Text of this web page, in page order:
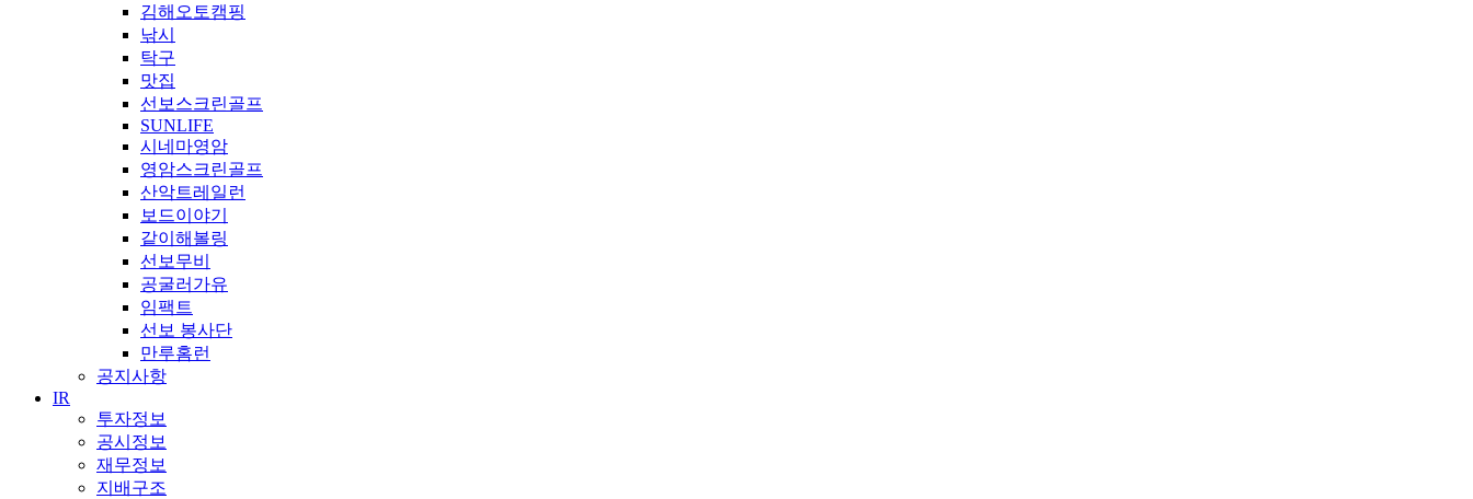
김해오토캠핑
낚시
탁구
맛집
선보스크린골프
SUNLIFE
시네마영암
영암스크린골프
산악트레일런
보드이야기
같이해볼링
선보무비
공굴러가유
임팩트
선보 봉사단
만루홈런
공지사항
IR
투자정보
공시정보
재무정보
지배구조